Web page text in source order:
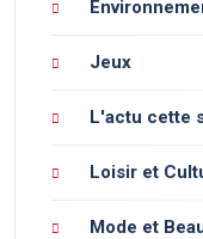
Jeux
L'actu cette
Loisir et
Mode et